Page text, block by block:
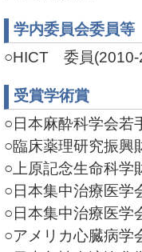
学内委員会委員等
○HICT 委員(2010-
受賞学術賞
○日本麻酔科学会若
○臨床薬理研究振興
○上原記念生命科学
○日本集中治療医学
○日本集中治療医
○アメリカ心臓病